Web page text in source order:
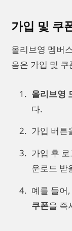
가입 및 쿠
올리브영 멤버
음은 가입 및
올리브영
다.
가입 버튼
가입 후
운로드 받
예를 들어
쿠폰을 즉